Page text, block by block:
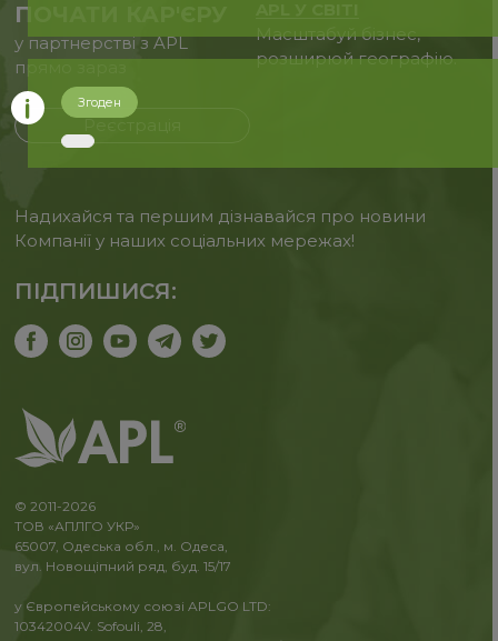
ПОЧАТИ КАР'ЄРУ
у партнерстві з APL
прямо зараз
Реєстрація
Масштабуй бізнес,
розширюй географію.
Надихайся та першим дізнавайся про новини
Компанії у наших соціальних мережах!
ПІДПИШИСЯ:
© 2011-2026
ТОВ «АПЛГО УКР»
65007, Одеська обл., м. Одеса,
вул. Новощіпний ряд, буд. 15/17
у Європейському союзі APLGO LTD:
10342004V. Sofouli, 28,
Згоден